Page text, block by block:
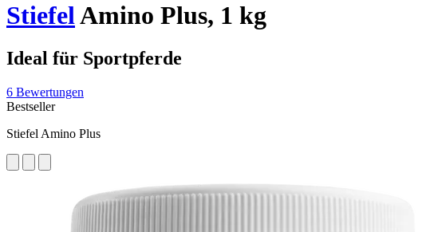
StiefelAmino Plus, 1 kg
Ideal für Sportpferde
6 Bewertungen
Bestseller
Stiefel Amino Plus